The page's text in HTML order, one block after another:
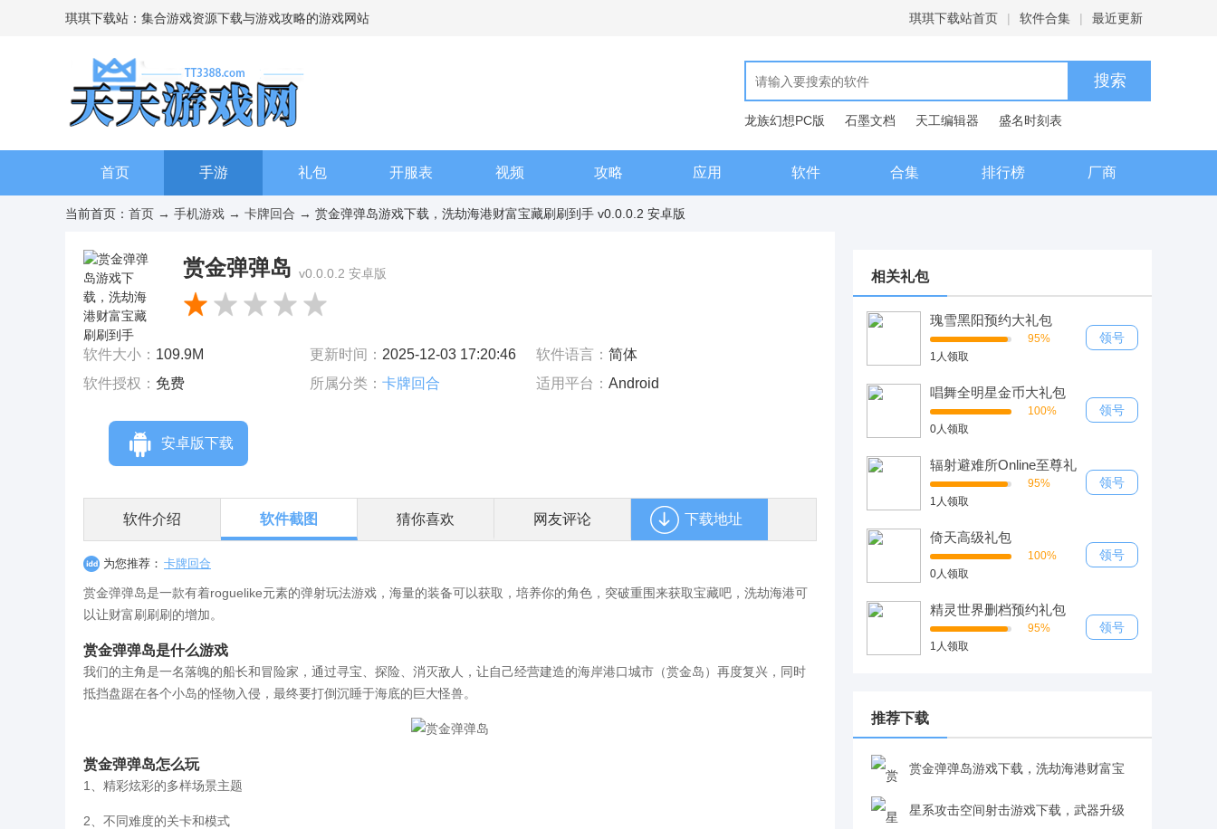
琪琪下载站：集合游戏资源下载与游戏攻略的游戏网站 琪琪下载站首页 | 软件合集 | 最近更新
龙族幻想PC版 石墨文档 天工编辑器
盛名时刻表
现代汉语词典
首页 手游 礼包 开服表 视频 攻略 应用 软件 合集 排行榜 厂商
当前首页： 首页 → 手机游戏 → 卡牌回合 → 赏金弹弹岛游戏下载，洗劫海港财富宝藏刷刷到手 v0.0.0.2 安卓版
赏金弹弹岛 v0.0.0.2 安卓版
软件大小： 109.9M 更新时间： 2025-12-03 17:20:46 软件语言： 简体
软件授权： 免费 所属分类： 卡牌回合 适用平台： Android
安卓版下载
软件介绍 软件截图 猜你喜欢 网友评论 下载地址
为您推荐： 卡牌回合
赏金弹弹岛是一款有着roguelike元素的弹射玩法游戏，海量的装备可以获取，培养你的角色，突破重围来获取宝藏吧，洗劫海港可
以让财富刷刷刷的增加。
赏金弹弹岛是什么游戏
我们的主角是一名落魄的船长和冒险家，通过寻宝、探险、消灭敌人，让自己经营建造的海岸港口城市（赏金岛）再度复兴，同时
抵挡盘踞在各个小岛的怪物入侵，最终要打倒沉睡于海底的巨大怪兽。
赏金弹弹岛怎么玩
1、精彩炫彩的多样场景主题
2、不同难度的关卡和模式
相关礼包
瑰雪黑阳预约大礼包
95%
1人领取
领号
唱舞全明星金币大礼包
100%
0人领取
领号
辐射避难所Online至尊礼
包
95%
1人领取
领号
倚天高级礼包
100%
0人领取
领号
精灵世界删档预约礼包
95%
1人领取
领号
推荐下载
赏金弹弹岛游戏下载，洗劫海港财富宝
藏刷刷到手v0.0.0.2 安卓版
星系攻击空间射击游戏下载，武器升级